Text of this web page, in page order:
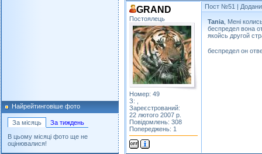
Найрейтинговіше фото
За місяць
За тиждень
В цьому місяці фото ще не
оцінювалися!
GRAND
Постоялець
Номер: 49
З: ,
Зареєстрований:
22 лютого 2007 р.
Повідомлень: 308
Попереджень: 1
Пост №51 |
Tania , Менi
беспредел вона
якойсь другой
беспредел он